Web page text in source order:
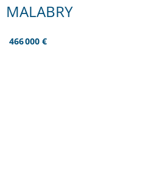
MALABRY
466 000 €